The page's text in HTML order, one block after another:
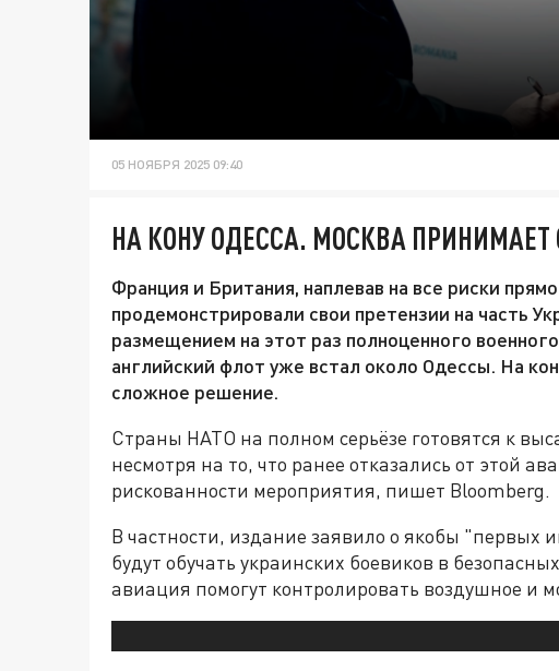
05 НОЯБРЯ 2025 09:40
НА КОНУ ОДЕССА. МОСКВА
Франция и Британия, наплевав на все риски
продемонстрировали свои претензии на часть
размещением на этот раз полноценного
английский флот уже встал около Одессы. На
сложное решение.
Страны НАТО на полном серьёзе готовятся к
несмотря на то, что ранее отказались от этой
рискованности мероприятия, пишет Bloomberg.
В частности, издание заявило о якобы "первых
будут обучать украинских боевиков в
авиация помогут контролировать воздушное и